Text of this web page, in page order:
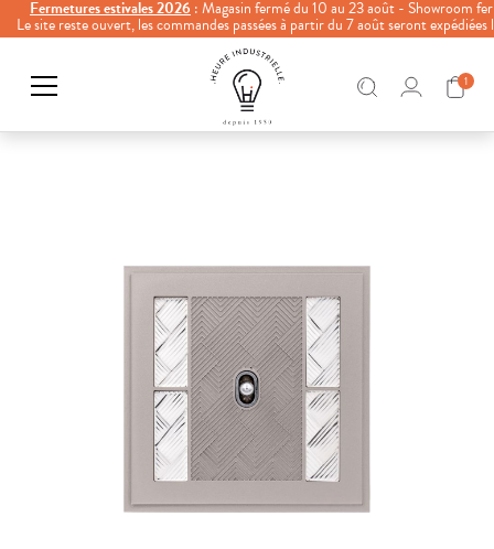
Fermetures estivales 2026 : Magasin fermé du 10 au 23 août - Showroom
Le site reste ouvert, les commandes passées à partir du 7 août seront
1